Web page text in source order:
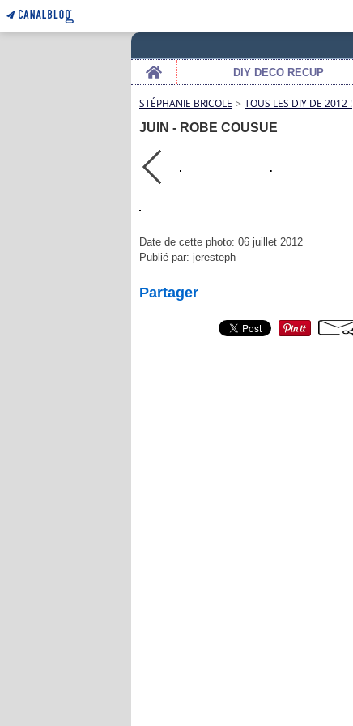
Home
DIY DECO RECUP
STÉPHANIE BRICOLE > TOUS LES DIY DE 2012 !
JUIN - ROBE COUSUE
Date de cette photo: 06 juillet 2012
Publié par: jeresteph
Partager